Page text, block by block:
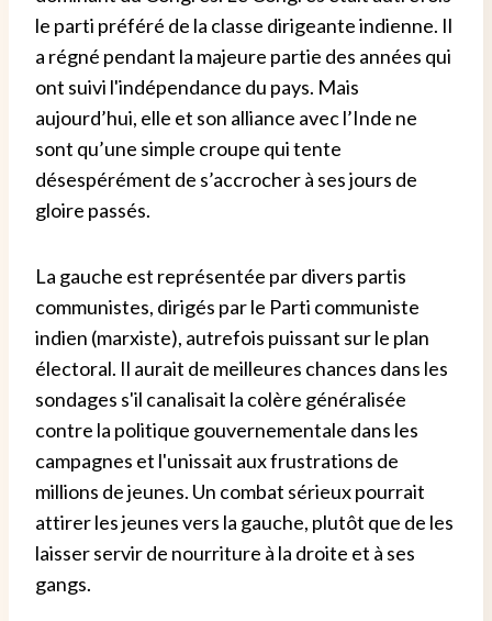
le parti préféré de la classe dirigeante indienne. Il
a régné pendant la majeure partie des années qui
ont suivi l'indépendance du pays. Mais
aujourd’hui, elle et son alliance avec l’Inde ne
sont qu’une simple croupe qui tente
désespérément de s’accrocher à ses jours de
gloire passés.
La gauche est représentée par divers partis
communistes, dirigés par le Parti communiste
indien (marxiste), autrefois puissant sur le plan
électoral. Il aurait de meilleures chances dans les
sondages s'il canalisait la colère généralisée
contre la politique gouvernementale dans les
campagnes et l'unissait aux frustrations de
millions de jeunes. Un combat sérieux pourrait
attirer les jeunes vers la gauche, plutôt que de les
laisser servir de nourriture à la droite et à ses
gangs.